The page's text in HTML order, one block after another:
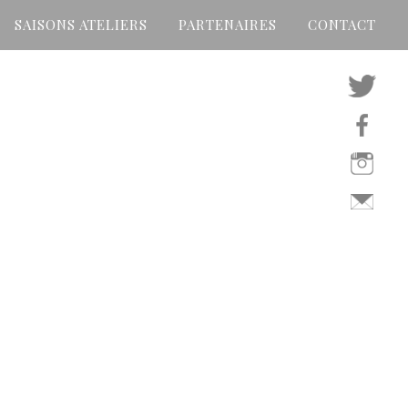
SAISONS ATELIERS PARTENAIRES CONTACT